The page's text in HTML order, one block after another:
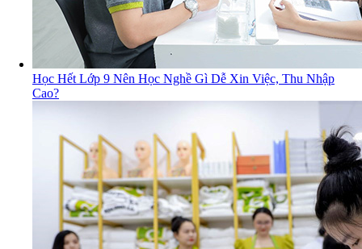
Học Hết Lớp 9 Nên Học Nghề Gì Dễ Xin Việc, Thu Nhập
Cao?